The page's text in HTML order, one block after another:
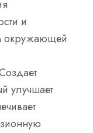
и
окружающей
улучшает